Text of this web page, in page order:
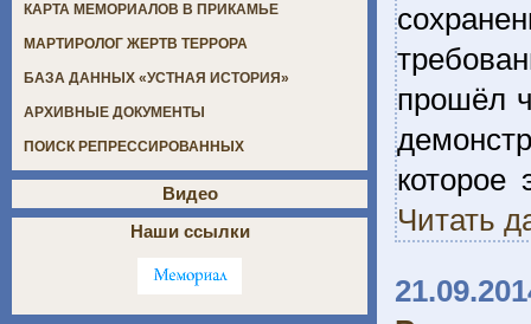
прошёл
Читать
КАРТА МЕМОРИАЛОВ В ПРИКАМЬЕ
МАРТИРОЛОГ ЖЕРТВ ТЕРРОРА
БАЗА ДАННЫХ «УСТНАЯ ИСТОРИЯ»
АРХИВНЫЕ ДОКУМЕНТЫ
ПОИСК РЕПРЕССИРОВАННЫХ
Видео
Наши ссылки